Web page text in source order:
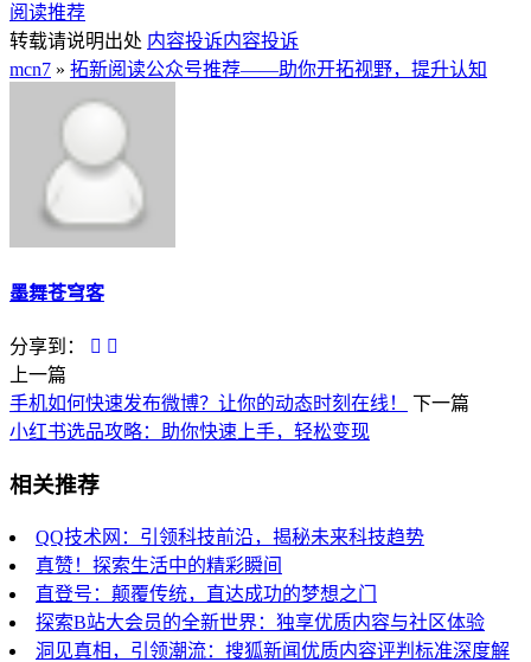
阅读推荐
转载请说明出处 内容投诉内容投诉
mcn7 » 拓新阅读公众号推荐——助你开拓视野，提升认知
墨舞苍穹客
分享到：
上一篇
手机如何快速发布微博？让你的动态时刻在线！
下一篇
小红书选品攻略：助你快速上手，轻松变现
相关推荐
QQ技术网：引领科技前沿，揭秘未来科技趋势
真赞！探索生活中的精彩瞬间
直登号：颠覆传统，直达成功的梦想之门
探索B站大会员的全新世界：独享优质内容与社区体验
洞见真相，引领潮流：搜狐新闻优质内容评判标准深度解